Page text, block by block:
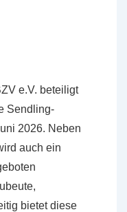
e.V. beteiligt
Sendling-
2026. Neben
auch ein
bietet diese